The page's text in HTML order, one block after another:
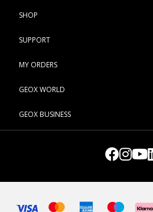
SHOP
SUPPORT
MY ORDERS
GEOX WORLD
GEOX BUSINESS